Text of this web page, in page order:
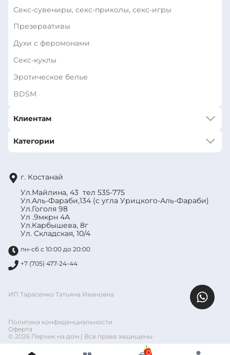
Секс-сувениры, секс-приколы, секс-игры
Презервативы
Духи с феромонами
Секс-куклы
Эротическое белье
BDSM
Клиентам
Категории
г. Костанай
Ул.Майлина, 43 тел 535-775
Ул.Аль-Фараби,134 (с угла Урицкого-Аль-Фараби)
Ул.Гоголя 98
Ул .9мкрн 4А
Ул.Карбышева, 8г
Ул. Складская, 10/4
пн-сб с 10:00 до 20:00
+7 (705) 477-24-44
ИП Тарасенко Татьяна Ивановна
Политика конфиденциальности
Оферта
© 2026 Перчик на дом | Все права защищены
0